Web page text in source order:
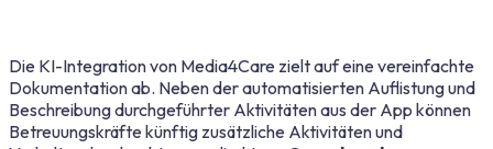
Die KI-Integration von Media4Care zielt auf eine vereinfachte
Dokumentation ab. Neben der automatisierten Auflistung und
Beschreibung durchgeführter Aktivitäten aus der App können
Betreuungskräfte künftig zusätzliche Aktivitäten und